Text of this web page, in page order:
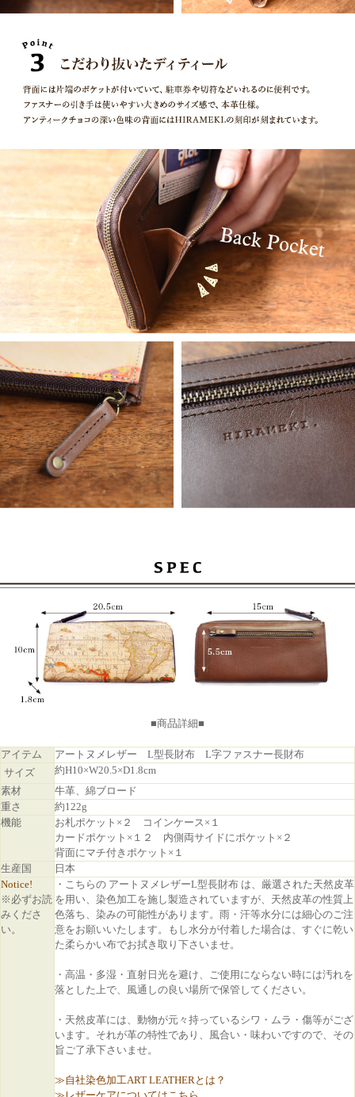
■商品詳細■
アイテム
アートヌメレザー L型長財布 L字ファスナー長財布
サイズ
約H10×W20.5×D1.8cm
素材
牛革、綿ブロード
重さ
約122g
機能
お札ポケット×２ コインケース×１
カードポケット×１２ 内側両サイドにポケット×２
背面にマチ付きポケット×１
生産国
日本
Notice!
※必ずお読
みくださ
い。
・こちらの アートヌメレザーL型長財布 は、厳選された天然皮革
を用い、染色加工を施し製造されていますが、天然皮革の性質上
色落ち、染みの可能性があります。雨・汗等水分には細心のご注
意をお願いいたします。もし水分が付着した場合は、すぐに乾い
た柔らかい布でお拭き取り下さいませ。
・高温・多湿・直射日光を避け、ご使用にならない時には汚れを
落とした上で、風通しの良い場所で保管してください。
・天然皮革には、動物が元々持っているシワ・ムラ・傷等がござ
います。それが革の特性であり、風合い・味わいですので、その
旨ご了承下さいませ。
≫自社染色加工ART LEATHERとは？